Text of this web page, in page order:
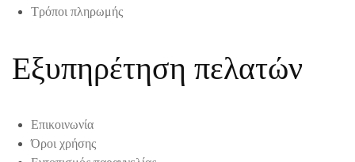
Τρόποι πληρωμής
Εξυπηρέτηση πελατών
Επικοινωνία
Όροι χρήσης